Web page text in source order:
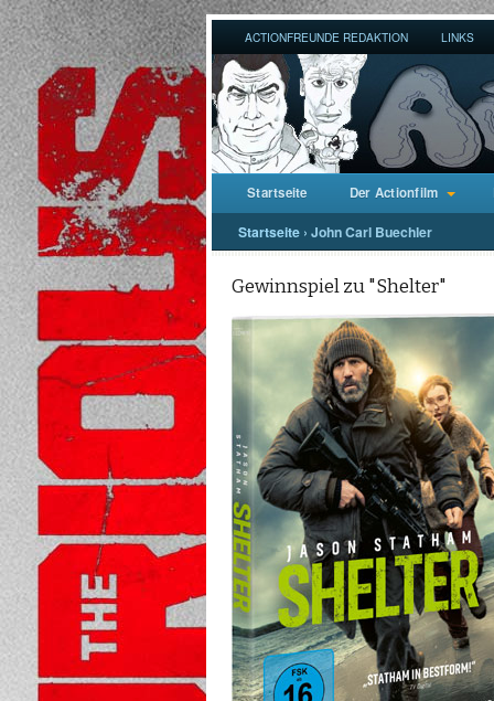
ACTIONFREUNDE REDAKTION LINKS
Startseite Der Actionfilm
Startseite › John Carl Buechler
Gewinnspiel zu "Shelter"